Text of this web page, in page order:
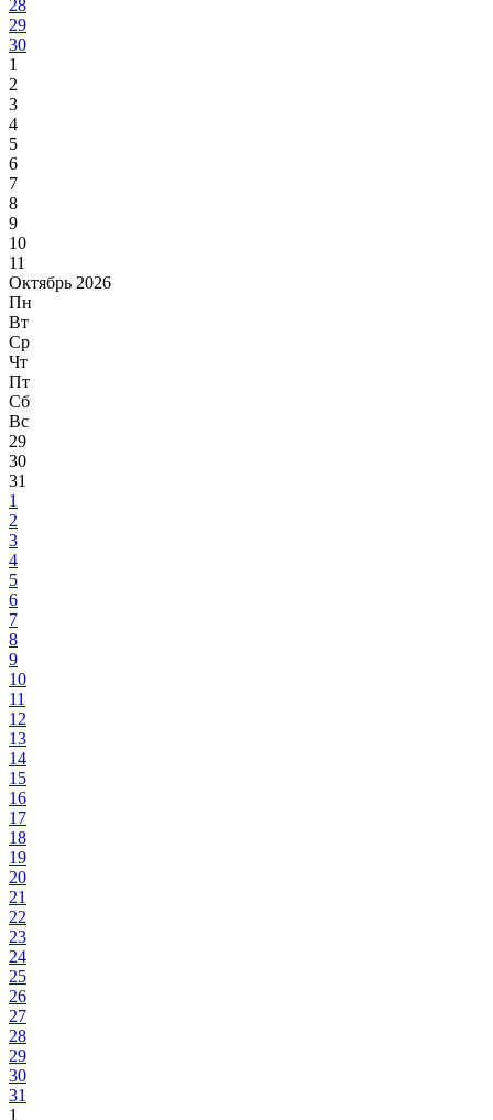
28
29
30
1
2
3
4
5
6
7
8
9
10
11
Октябрь 2026
Пн
Вт
Ср
Чт
Пт
Сб
Вс
29
30
31
1
2
3
4
5
6
7
8
9
10
11
12
13
14
15
16
17
18
19
20
21
22
23
24
25
26
27
28
29
30
31
1